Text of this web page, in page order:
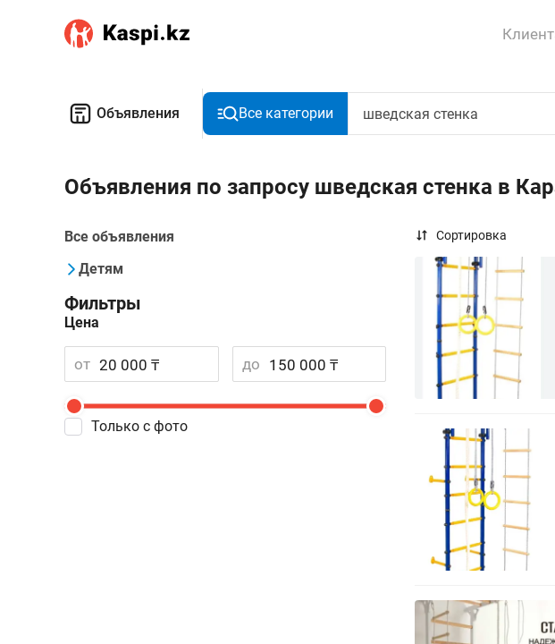
Объявления Все категории
Объявления по запросу шведская стенка в
Все объявления
Детям
Фильтры
Цена
от до
Только с фото
Сортировка